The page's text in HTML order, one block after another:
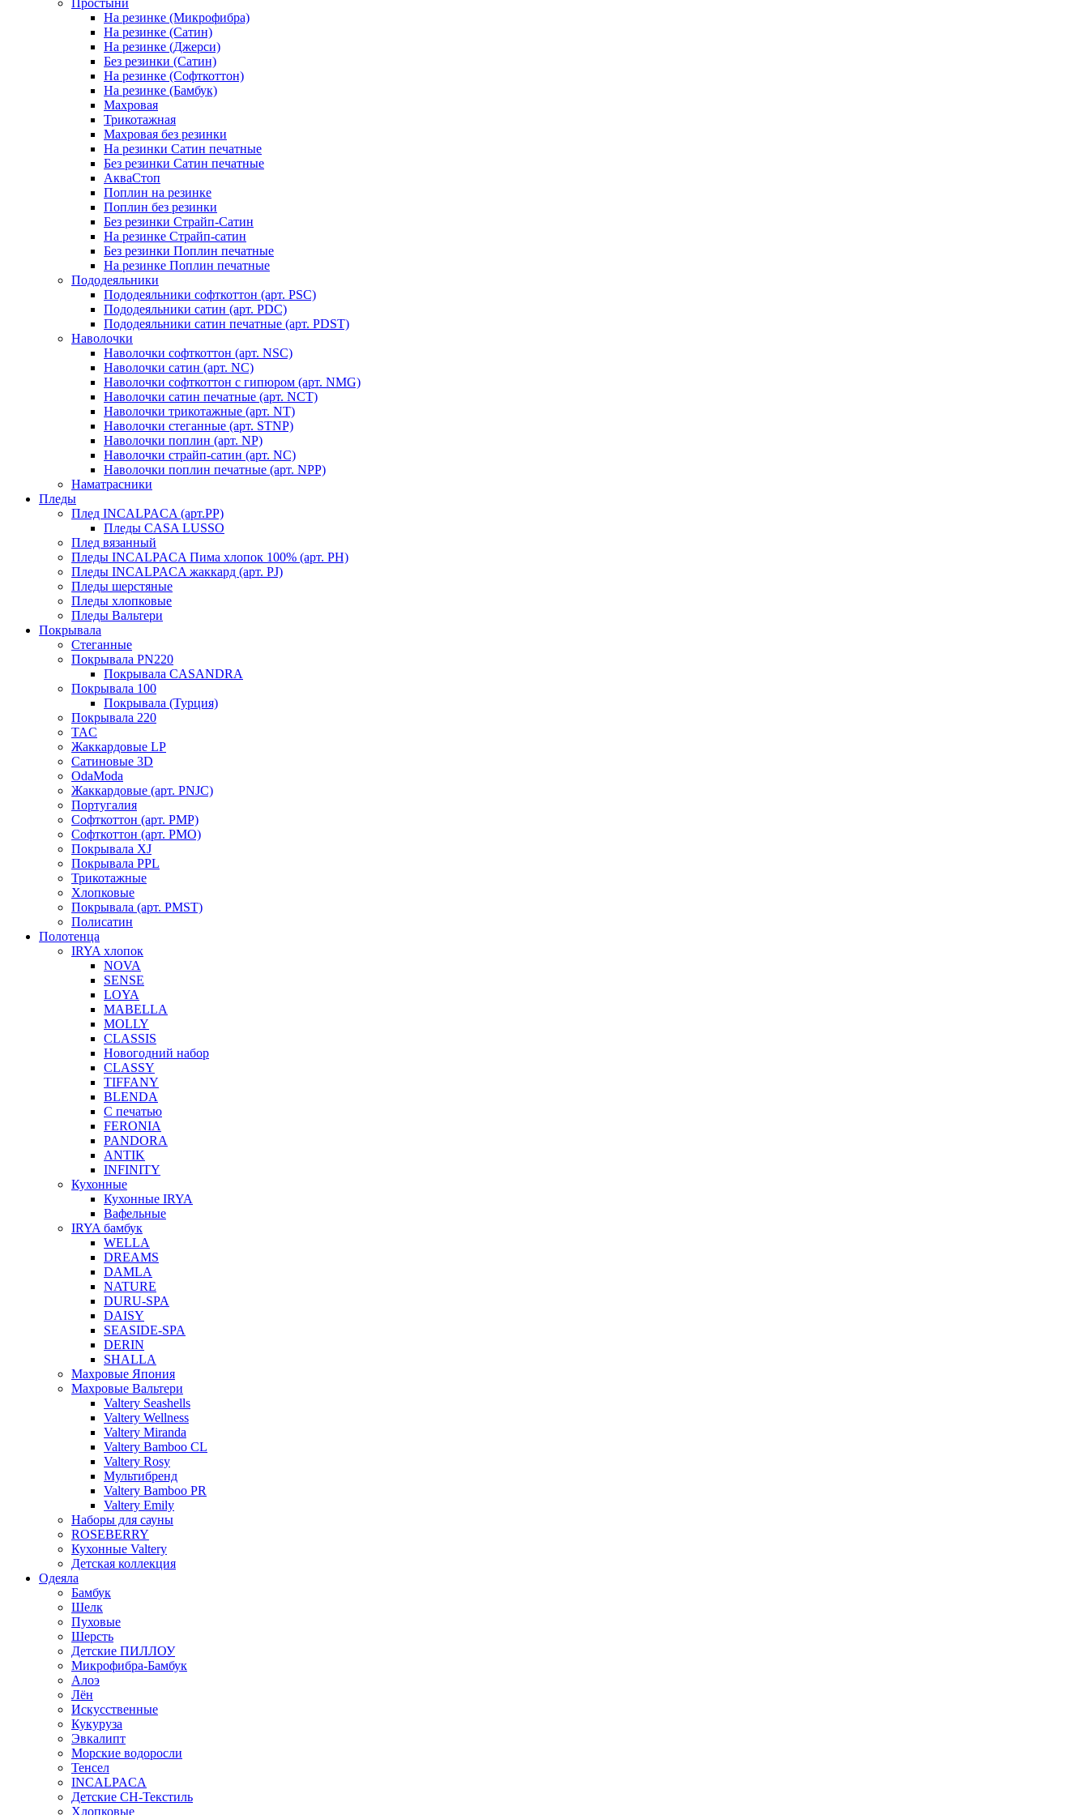
Простыни
На резинке (Микрофибра)
На резинке (Сатин)
На резинке (Джерси)
Без резинки (Сатин)
На резинке (Софткоттон)
На резинке (Бамбук)
Махровая
Трикотажная
Махровая без резинки
На резинки Сатин печатные
Без резинки Сатин печатные
АкваСтоп
Поплин на резинке
Поплин без резинки
Без резинки Страйп-Сатин
На резинке Страйп-сатин
Без резинки Поплин печатные
На резинке Поплин печатные
Пододеяльники
Пододеяльники софткоттон (арт. PSC)
Пододеяльники сатин (арт. PDC)
Пододеяльники сатин печатные (арт. PDST)
Наволочки
Наволочки софткоттон (арт. NSC)
Наволочки сатин (арт. NC)
Наволочки софткоттон с гипюром (арт. NMG)
Наволочки сатин печатные (арт. NCT)
Наволочки трикотажные (арт. NT)
Наволочки стеганные (арт. STNP)
Наволочки поплин (арт. NP)
Наволочки страйп-сатин (арт. NC)
Наволочки поплин печатные (арт. NPP)
Наматрасники
Пледы
Плед INCALPACA (арт.PP)
Пледы CASA LUSSO
Плед вязанный
Пледы INCALPACA Пима хлопок 100% (арт. PH)
Пледы INCALPACA жаккард (арт. PJ)
Пледы шерстяные
Пледы хлопковые
Пледы Вальтери
Покрывала
Стеганные
Покрывала PN220
Покрывала CASANDRA
Покрывала 100
Покрывала (Турция)
Покрывала 220
TAC
Жаккардовые LP
Сатиновые 3D
OdaModa
Жаккардовые (арт. PNJC)
Португалия
Софткоттон (арт. PMP)
Софткоттон (арт. PMO)
Покрывала XJ
Покрывала PPL
Трикотажные
Хлопковые
Покрывала (арт. PMST)
Полисатин
Полотенца
IRYA хлопок
NOVA
SENSE
LOYA
MABELLA
MOLLY
CLASSIS
Новогодний набор
CLASSY
TIFFANY
BLENDA
С печатью
FERONIA
PANDORA
ANTIK
INFINITY
Кухонные
Кухонные IRYA
Вафельные
IRYA бамбук
WELLA
DREAMS
DAMLA
NATURE
DURU-SPA
DAISY
SEASIDE-SPA
DERIN
SHALLA
Махровые Япония
Махровые Вальтери
Valtery Seashells
Valtery Wellness
Valtery Miranda
Valtery Bamboo CL
Valtery Rosy
Мультибренд
Valtery Bamboo PR
Valtery Emily
Наборы для сауны
ROSEBERRY
Кухонные Valtery
Детская коллекция
Одеяла
Бамбук
Шелк
Пуховые
Шерсть
Детские ПИЛЛОУ
Микрофибра-Бамбук
Алоэ
Лён
Искусственные
Кукуруза
Эвкалипт
Морские водоросли
Тенсел
INCALPACA
Детские СН-Текстиль
Хлопковые